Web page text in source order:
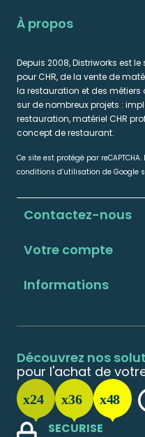
À propos
Depuis 2008, Distriworks est
pour CHR, de la vente de
la restauration et des
sur de nombreux projets :
restauration, matériel CHR
concept de restaurant.
Ce site est protégé par
conditions d’utilisation de Google
Informations
Votre compte
Contactez-nous
Découvrez nos
pour l'achat de
SECURISE